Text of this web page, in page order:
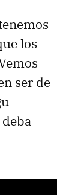
los
ser de